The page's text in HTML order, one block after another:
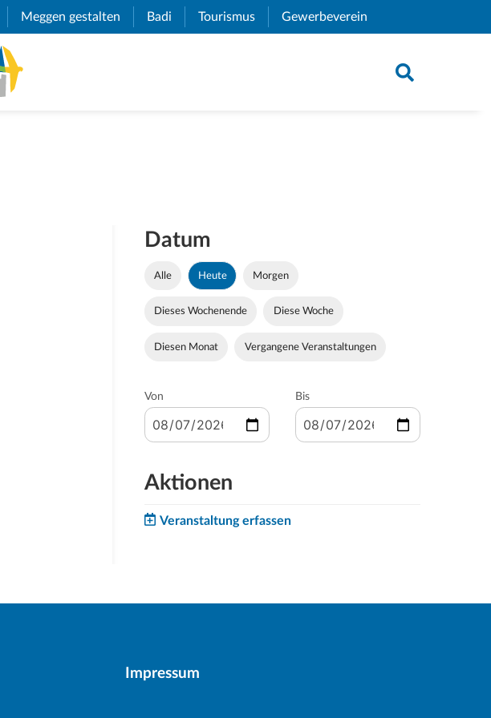
(External Link)
Meggen gestalten (External Link)
Badi (External Link)
Tourismus (External Link)
Gewerbeverein
Datum
Alle Heute Morgen
Dieses Wochenende Diese Woche
Diesen Monat Vergangene Veranstaltungen
Von Bis
Aktionen
Veranstaltung erfassen
Impressum